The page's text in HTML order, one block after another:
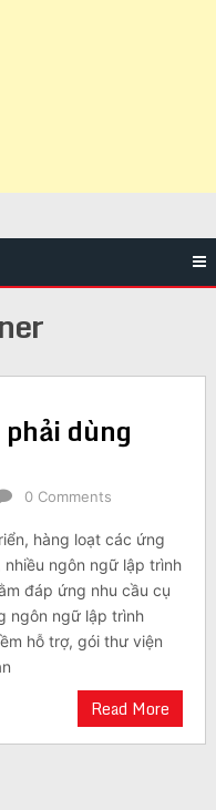
dùng
0 Comments
hàng loạt các ứng
ngôn ngữ lập trình
đáp ứng nhu cầu cụ
ngôn ngữ lập trình
hỗ trợ, gói thư viện
Read More